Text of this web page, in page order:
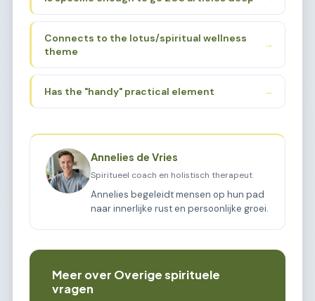
Connects to the lotus/spiritual wellness
theme
→
Has the "handy" practical element →
Annelies de Vries
Spiritueel coach en holistisch therapeut
Annelies begeleidt mensen op hun pad
naar innerlijke rust en persoonlijke groei.
Meer over Overige spirituele
vragen